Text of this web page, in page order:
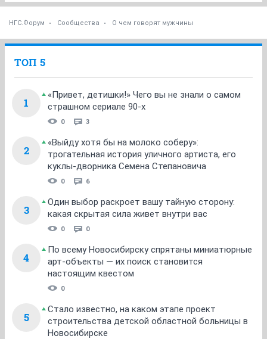
НГС.Форум Сообщества О чем говорят мужчины
ТОП 5
1
«Привет, детишки!» Чего вы не знали о самом
страшном сериале 90-х
0 3
2
«Выйду хотя бы на молоко соберу»:
трогательная история уличного артиста, его
куклы-дворника Семена Степановича
0 6
3
Один выбор раскроет вашу тайную сторону:
какая скрытая сила живет внутри вас
0 0
4
По всему Новосибирску спрятаны миниатюрные
арт-объекты — их поиск становится
настоящим квестом
0
5
Стало известно, на каком этапе проект
строительства детской областной больницы в
Новосибирске